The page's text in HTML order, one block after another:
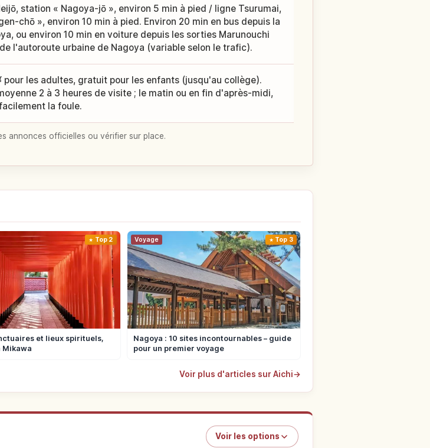
station « Nagoya-jō », environ 5 min à pied / ligne Tsurumai,
chō », environ 10 min à pied. Environ 20 min en bus depuis la
ou environ 10 min en voiture depuis les sorties Marunouchi
l'autoroute urbaine de Nagoya (variable selon le trafic).
pour les adultes, gratuit pour les enfants (jusqu'au collège).
2 à 3 heures de visite ; le matin ou en fin d'après-midi,
la foule.
annonces officielles ou vérifier sur place.
Top 2
et lieux spirituels,
Mikawa
Voyage Top 3
Nagoya : 10 sites incontournables – guide
pour un premier voyage
Voir plus d'articles sur Aichi→
Voir les options